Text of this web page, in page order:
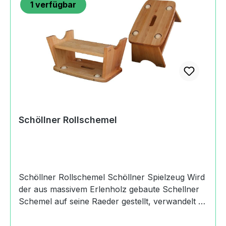
HolzspielzeugRaitnerstrasse83246
Unterwössen, Germany+49(0)8641
7737schoellner@t-online.de https://schoellner-
holzspielzeug.de
1 verfügbar
Schöllner Rollschemel
Schöllner Rollschemel Schöllner Spielzeug Wird
der aus massivem Erlenholz gebaute Schellner
Schemel auf seine Raeder gestellt, verwandelt er